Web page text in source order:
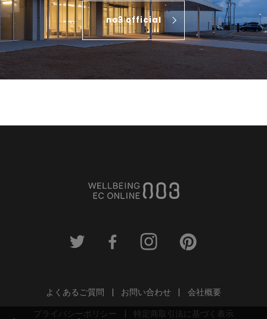
no3 official
よくあるご質問 お問い合わせ
会社概要
プライバシーポリシー
特定商取引法に基づく表示